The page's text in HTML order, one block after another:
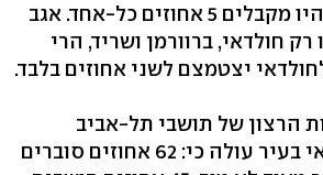
ברוורמן (העבודה) היו מקבלים 5 אחוזים כל-אחד. אגב
חולדאי, ברוורמן ושריד, הרי
יצטמצם לשני אחוזים בלבד.
הרצון של תושבי תל-אביב
מתפקודו של חולדאי בעיר עולה כי: 62 אחוזים סוברים